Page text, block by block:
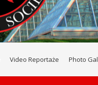
Video Reportaże Photo